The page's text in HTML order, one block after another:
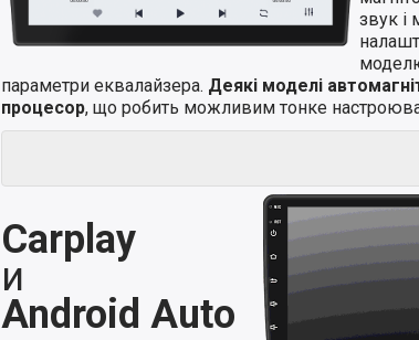
звук і
параметри еквалайзера. Деякі моделі
процесор, що робить можливим тонке
Carplay
и
Android Auto